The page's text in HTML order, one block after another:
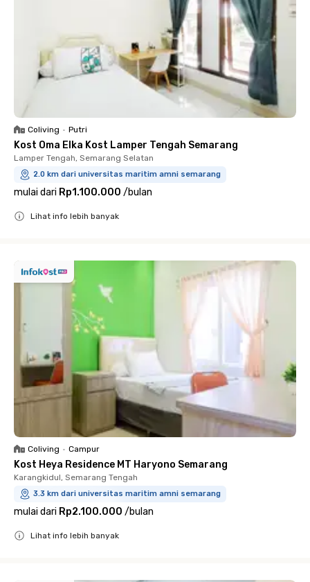
Coliving • Putri
Kost Oma Elka Kost Lamper Tengah Semarang
Lamper Tengah, Semarang Selatan
2.0 km dari universitas maritim amni semarang
mulai dari Rp1.100.000 /bulan
Lihat info lebih banyak
Coliving • Campur
Kost Heya Residence MT Haryono Semarang
Karangkidul, Semarang Tengah
3.3 km dari universitas maritim amni semarang
mulai dari Rp2.100.000 /bulan
Lihat info lebih banyak